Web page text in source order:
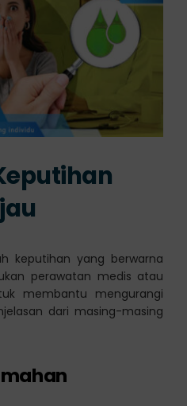
keputihan yang berwarna
perawatan medis atau
membantu mengurangi
dari masing-masing